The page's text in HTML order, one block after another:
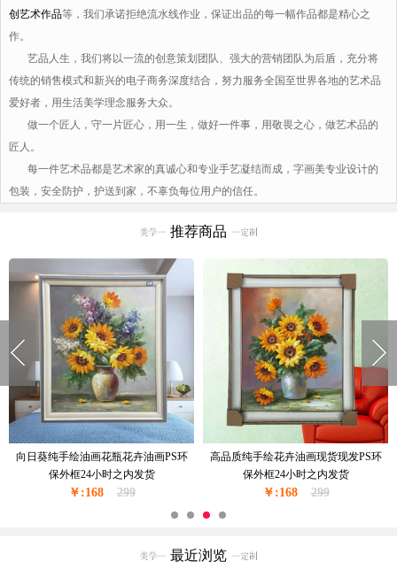
创艺术作品等，我们承诺拒绝流水线作业，保证出品的每一幅作品都是精心之
作。
艺品人生，我们将以一流的创意策划团队、强大的营销团队为后盾，充分将
传统的销售模式和新兴的电子商务深度结合，努力服务全国至世界各地的艺术品
爱好者，用生活美学理念服务大众。
做一个匠人，守一片匠心，用一生，做好一件事，用敬畏之心，做艺术品的
匠人。
每一件艺术品都是艺术家的真诚心和专业手艺凝结而成，字画美专业设计的
包装，安全防护，护送到家，不辜负每位用户的信任。
推荐商品
向日葵纯手绘油画花瓶花卉油画PS环
保外框24小时之内发货
￥:168 299
高品质纯手绘花卉油画现货现发PS环
保外框24小时之内发货
￥:168 299
最近浏览